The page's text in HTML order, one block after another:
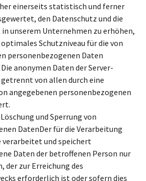
einerseits statistisch und ferner
den Datenschutz und die
unserem Unternehmen zu erhöhen,
Schutzniveau für die von
personenbezogenen Daten
anonymen Daten der Server-
von allen durch eine
angegebenen personenbezogenen
und Sperrung von
DatenDer für die Verarbeitung
und speichert
Daten der betroffenen Person nur
der zur Erreichung des
erforderlich ist oder sofern dies